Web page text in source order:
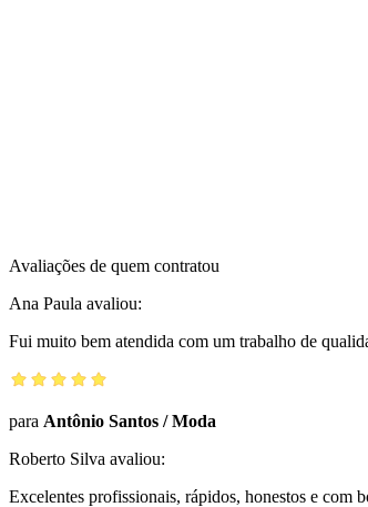
Avaliações de quem contratou
Ana Paula avaliou:
Fui muito bem atendida com um trabalho de
para Antônio Santos /Moda
Roberto Silva avaliou:
Excelentes profissionais, rápidos, honestos e com